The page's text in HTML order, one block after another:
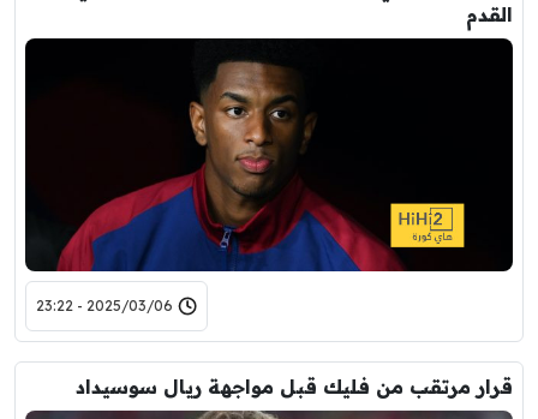
القدم
2025/03/06 - 23:22
قرار مرتقب من فليك قبل مواجهة ريال سوسيداد